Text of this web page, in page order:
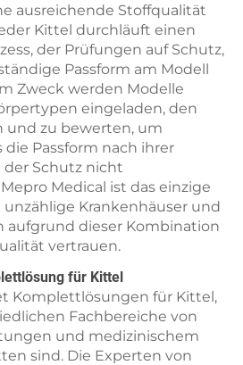
ausreichende Stoffqualität
Kittel durchläuft einen
der Prüfungen auf Schutz,
Passform am Modell
Zweck werden Modelle
eingeladen, den
und zu bewerten, um
die Passform nach ihrer
Schutz nicht
Medical ist das einzige
Krankenhäuser und
aufgrund dieser Kombination
vertrauen.
für Kittel
Komplettlösungen für Kittel,
Fachbereiche von
und medizinischem
sind. Die Experten von